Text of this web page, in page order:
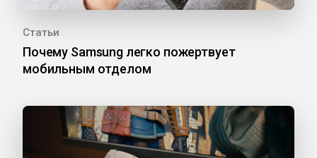
Статьи
Почему Samsung легко пожертвует
мобильным отделом